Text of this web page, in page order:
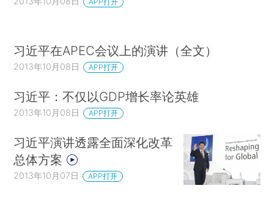
习近平在APEC会议上的演讲（全文）
2013年10月08日 APP打开
习近平：不仅以GDP增长率论英雄
2013年10月08日 APP打开
习近平演讲透露全面深化改革
总体方案
2013年10月07日 APP打开